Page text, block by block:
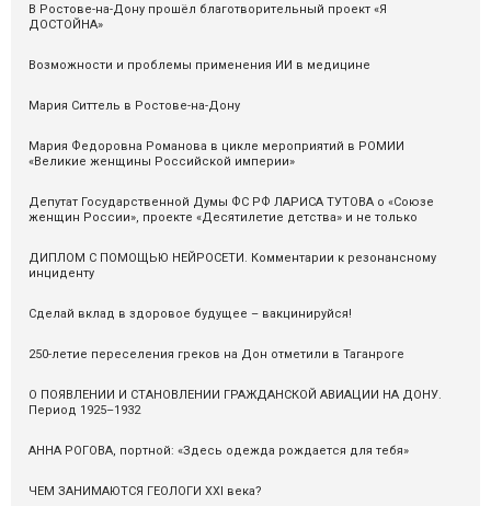
В Ростове-на-Дону прошёл благотворительный проект «Я
ДОСТОЙНА»
Возможности и проблемы применения ИИ в медицине
Мария Ситтель в Ростове-на-Дону
Мария Федоровна Романова в цикле мероприятий в РОМИИ
«Великие женщины Российской империи»
Депутат Государственной Думы ФС РФ ЛАРИСА ТУТОВА о «Союзе
женщин России», проекте «Десятилетие детства» и не только
ДИПЛОМ С ПОМОЩЬЮ НЕЙРОСЕТИ. Комментарии к резонансному
инциденту
Сделай вклад в здоровое будущее – вакцинируйся!
250-летие переселения греков на Дон отметили в Таганроге
О ПОЯВЛЕНИИ И СТАНОВЛЕНИИ ГРАЖДАНСКОЙ АВИАЦИИ НА ДОНУ.
Период 1925–1932
АННА РОГОВА, портной: «Здесь одежда рождается для тебя»
ЧЕМ ЗАНИМАЮТСЯ ГЕОЛОГИ XXI века?